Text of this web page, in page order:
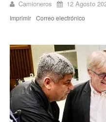
Noticias de Delegaciones y
Notas
Novedades
Noticias Fiscalización
Buscar
Camioneros 12 Agosto
Imprimir Correo electrónico